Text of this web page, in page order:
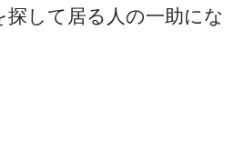
探して居る人の一助にな